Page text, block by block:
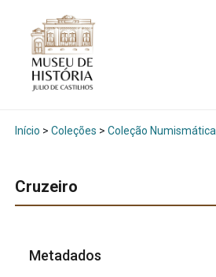
Início > Coleções > Coleção Numismática
Cruzeiro
Metadados